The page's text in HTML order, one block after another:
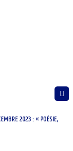
2023 : « POÉSIE,